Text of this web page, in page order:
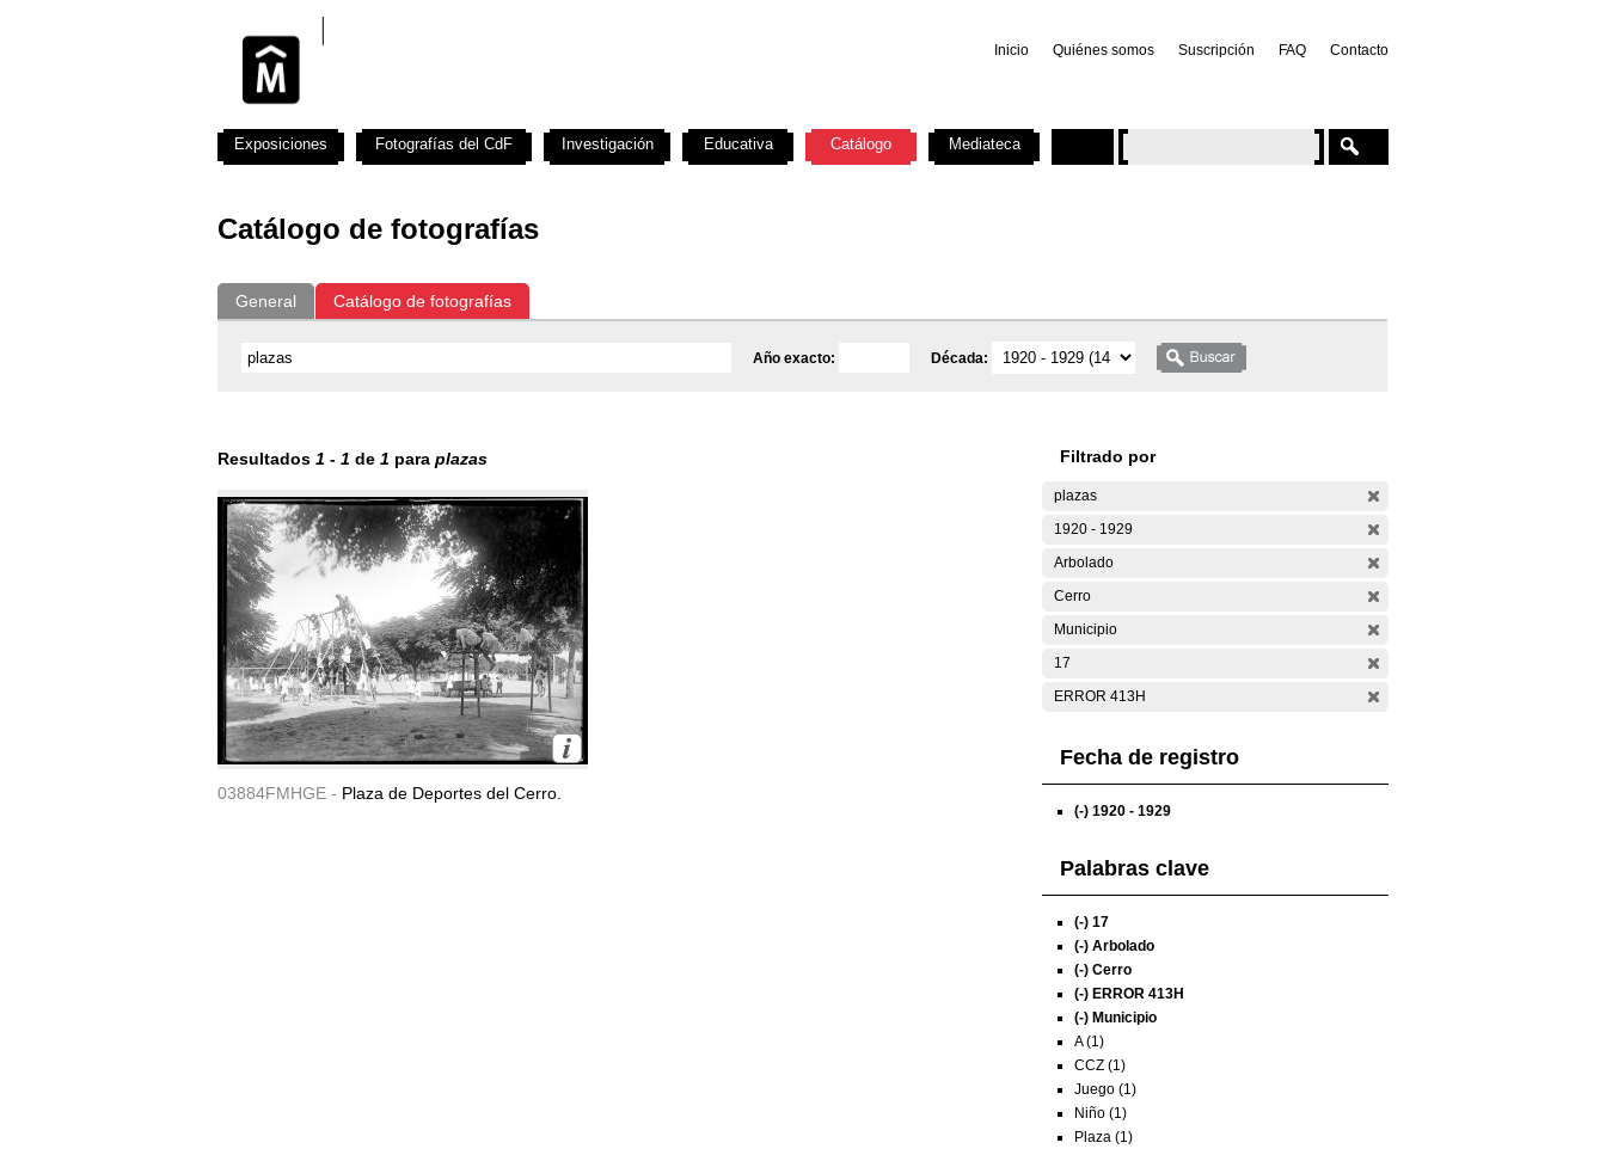
Inicio Quiénes somos Suscripción FAQ Contacto
Catálogo de fotografías
General Catálogo de fotografías
Año exacto: Década:
Resultados 1 - 1 de 1 para plazas
03884FMHGE - Plaza de Deportes del Cerro.
Filtrado por
plazas
1920 - 1929
Arbolado
Cerro
Municipio
17
ERROR 413H
Fecha de registro
(-) 1920 - 1929
Palabras clave
(-) 17
(-) Arbolado
(-) Cerro
(-) ERROR 413H
(-) Municipio
A (1)
CCZ (1)
Juego (1)
Niño (1)
Plaza (1)
Exposiciones Fotografías del CdF Investigación Educativa Catálogo Mediateca